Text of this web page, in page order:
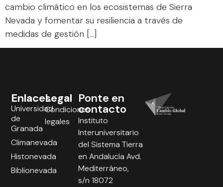
cambio climático en los ecosistemas de Sierra
Nevada y fomentar su resiliencia a través de
medidas de gestión […]
Legal
Condiciones
legales
Enlaces
Universidad
de
Granada
Climanevada
Histonevada
Biblionevada
Ponte en
contacto
Instituto
Interuniversitario
del Sistema Tierra
en Andalucía Avd.
Mediterráneo,
s/n 18072